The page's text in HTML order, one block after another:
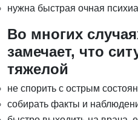
нужна быстрая очная
Во многих
замечает, что
тяжелой
не спорить с острым
собирать факты и